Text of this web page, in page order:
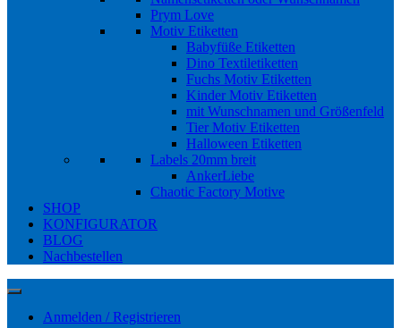
Prym Love
Motiv Etiketten
Babyfüße Etiketten
Dino Textiletiketten
Fuchs Motiv Etiketten
Kinder Motiv Etiketten
mit Wunschnamen und Größenfeld
Tier Motiv Etiketten
Halloween Etiketten
Labels 20mm breit
AnkerLiebe
Chaotic Factory Motive
SHOP
KONFIGURATOR
BLOG
Nachbestellen
Anmelden / Registrieren